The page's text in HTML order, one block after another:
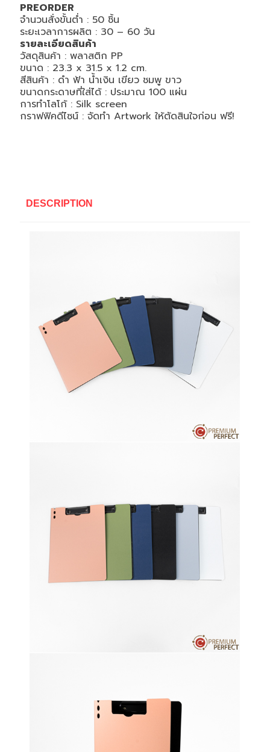
PREORDER
จำนวนสั่งขั้นต่ำ : 50 ชิ้น
ระยะเวลาการผลิต : 30– 60 วัน
รายละเอียดสินค้า
วัสดุสินค้า : พลาสติก PP
ขนาด : 23.3 x 31.5 x 1.2 cm.
สีสินค้า : ดำ ฟ้า น้ำเงิน เขียว ชมพู ขาว
ขนาดกระดาษที่ใส่ได้ : ประมาณ 100 แผ่น
การทำโลโก้ : Silk screen
กราฟฟิคดีไซน์ : จัดทำ Artworkให้ตัดสินใจก่อน ฟรี!
DESCRIPTION